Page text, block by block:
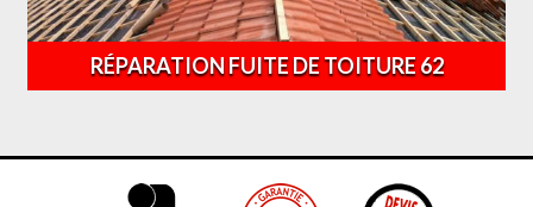
RÉPARATION FUITE DE TOITURE 62